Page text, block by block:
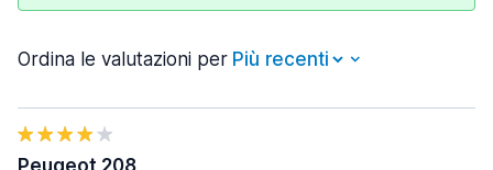
Ordina le valutazioni per
Peugeot 208